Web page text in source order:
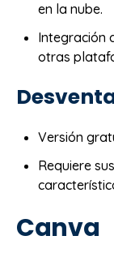
en la nube.
Integración
otras
Versión
Requiere
Canva